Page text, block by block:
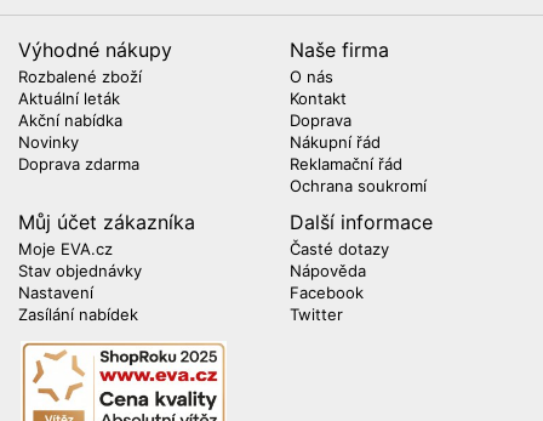
Výhodné nákupy
Rozbalené zboží
Aktuální leták
Akční nabídka
Novinky
Doprava zdarma
Naše firma
O nás
Kontakt
Doprava
Nákupní řád
Reklamační řád
Ochrana soukromí
Můj účet zákazníka
Moje EVA.cz
Stav objednávky
Nastavení
Zasílání nabídek
Další informace
Časté dotazy
Nápověda
Facebook
Twitter